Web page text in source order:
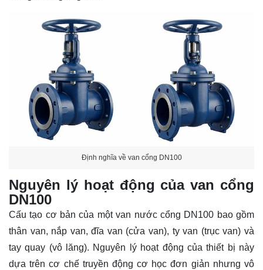
Định nghĩa về van cổng DN100
Nguyên lý hoạt động của van cổng
DN100
Cấu tạo cơ bản của một van nước cổng DN100 bao gồm
thân van, nắp van, đĩa van (cửa van), ty van (trục van) và
tay quay (vô lăng). Nguyên lý hoạt động của thiết bị này
dựa trên cơ chế truyền động cơ học đơn giản nhưng vô